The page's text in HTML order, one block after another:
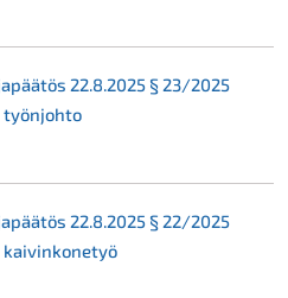
22.8.2025 § 23/2025
työnjohto
22.8.2025 § 22/2025